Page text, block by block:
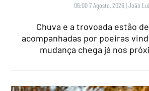
06:00 7 Agosto, 2026 |João
Chuva e a trovoada estão
acompanhadas por poeiras
mudança chega já nos